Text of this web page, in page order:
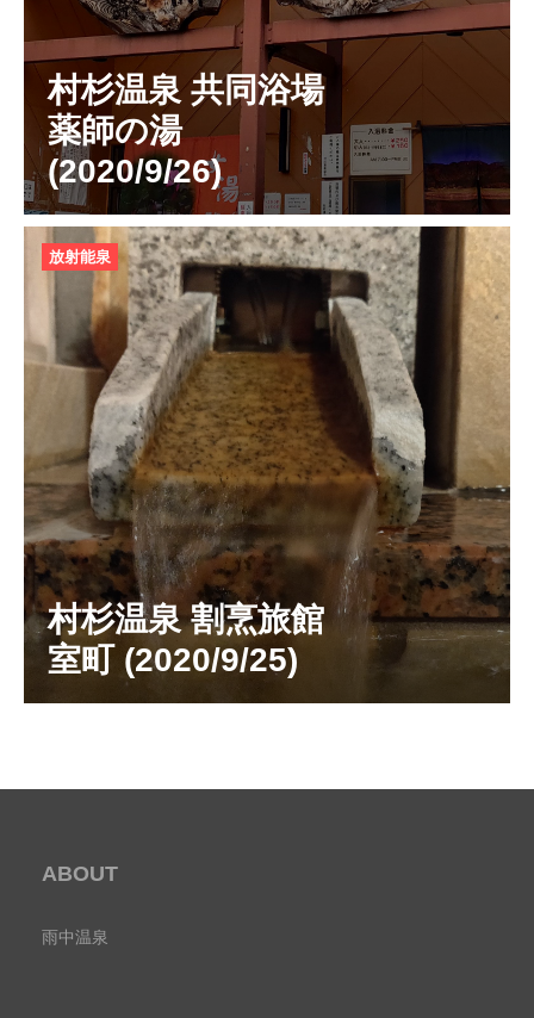
村杉温泉 共同浴場
薬師の湯
(2020/9/26)
村杉温泉 割烹旅館
室町 (2020/9/25)
放射能泉
ABOUT
雨中温泉